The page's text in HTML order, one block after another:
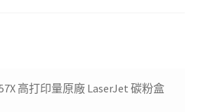
高打印量原廠 LaserJet 碳粉盒